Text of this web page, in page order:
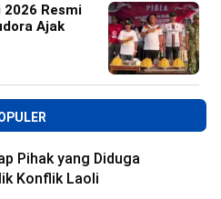
2026 Resmi
Ajak
Pihak yang Diduga
Konflik Laoli